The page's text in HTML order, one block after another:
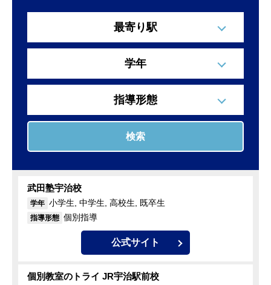
最寄り駅
学年
指導形態
検索
武田塾宇治校
学年 小学生, 中学生, 高校生, 既卒生
指導形態 個別指導
公式サイト
個別教室のトライ JR宇治駅前校